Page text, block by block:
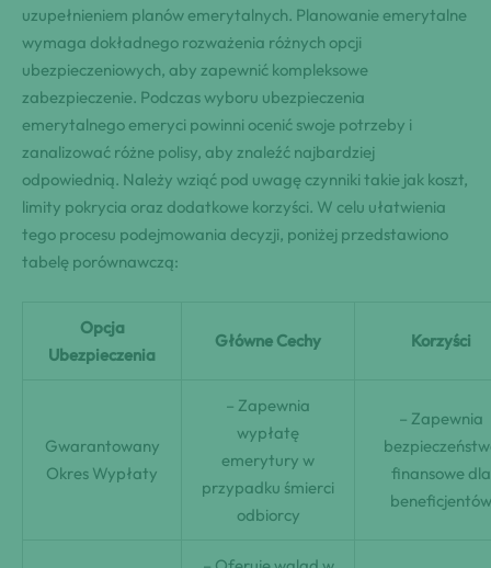
uzupełnieniem planów emerytalnych. Planowanie emerytalne
wymaga dokładnego rozważenia różnych opcji
ubezpieczeniowych, aby zapewnić kompleksowe
zabezpieczenie. Podczas wyboru ubezpieczenia
emerytalnego emeryci powinni ocenić swoje potrzeby i
zanalizować różne polisy, aby znaleźć najbardziej
odpowiednią. Należy wziąć pod uwagę czynniki takie jak koszt,
limity pokrycia oraz dodatkowe korzyści. W celu ułatwienia
tego procesu podejmowania decyzji, poniżej przedstawiono
tabelę porównawczą:
Opcja
Ubezpieczenia
Główne Cechy Korzyści
Gwarantowany
Okres Wypłaty
– Zapewnia
wypłatę
emerytury w
przypadku śmierci
odbiorcy
– Zapewnia
finansowe dla
beneficjentów